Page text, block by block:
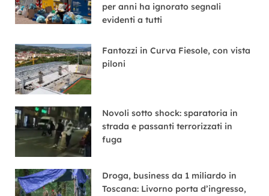
per anni ha ignorato segnali
evidenti a tutti
Fantozzi in Curva Fiesole, con vista
piloni
Novoli sotto shock: sparatoria in
strada e passanti terrorizzati in
fuga
Droga, business da 1 miliardo in
Toscana: Livorno porta d’ingresso,